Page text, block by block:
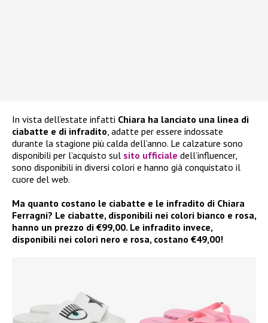
In vista dell’estate infatti Chiara ha lanciato una linea di
ciabatte e di infradito, adatte per essere indossate
durante la stagione più calda dell’anno. Le calzature sono
disponibili per l’acquisto sul sito ufficiale dell’influencer,
sono disponibili in diversi colori e hanno già conquistato il
cuore del web.
Ma quanto costano le ciabatte e le infradito di Chiara
Ferragni? Le ciabatte, disponibili nei colori bianco e rosa,
hanno un prezzo di €99,00. Le infradito invece,
disponibili nei colori nero e rosa, costano €49,00!